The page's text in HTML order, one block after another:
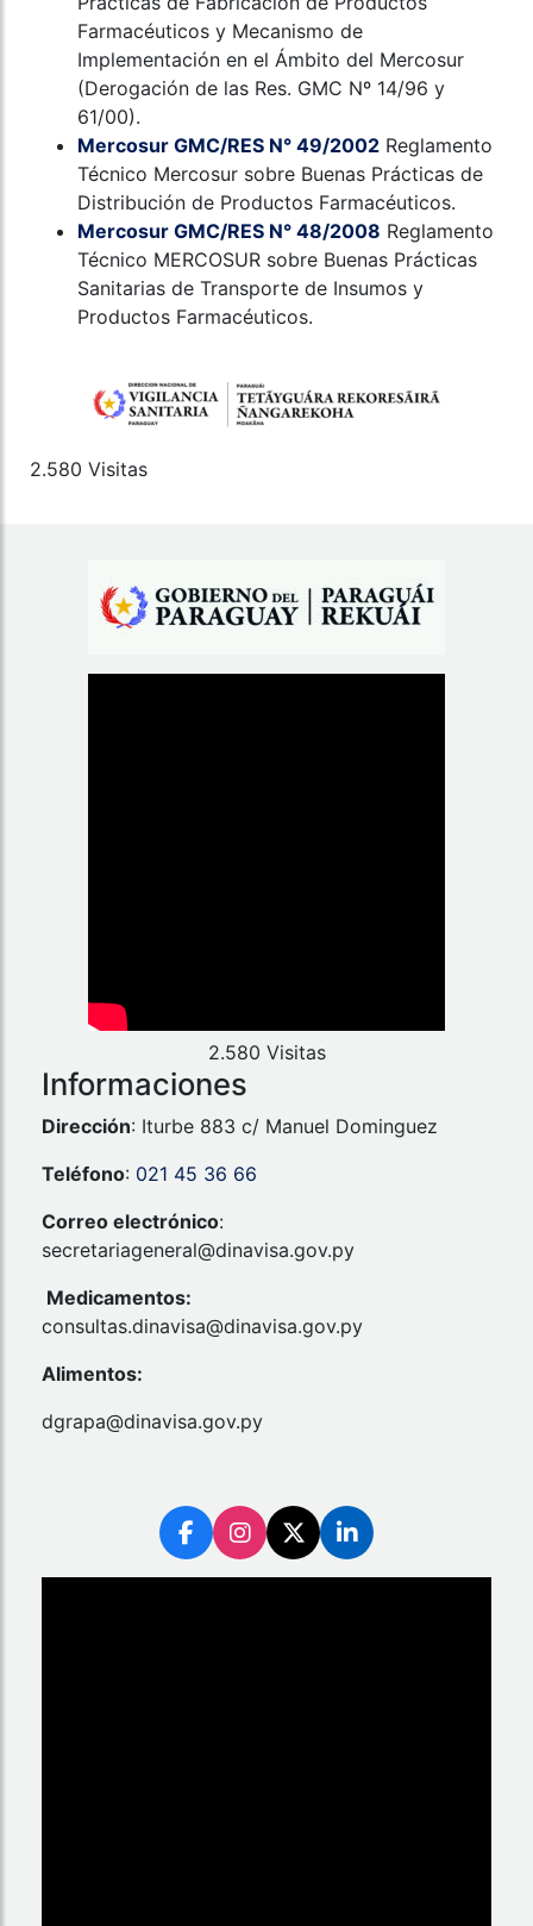
Farmacéuticos y Mecanismo de
Implementación en el Ámbito del Mercosur
(Derogación de las Res. GMC Nº 14/96 y
61/00).
Mercosur GMC/RES N° 49/2002 Reglamento
Técnico Mercosur sobre Buenas Prácticas de
Distribución de Productos Farmacéuticos.
Mercosur GMC/RES N° 48/2008 Reglamento
Técnico MERCOSUR sobre Buenas Prácticas
Sanitarias de Transporte de Insumos y
Productos Farmacéuticos.
2.580 Visitas
2.580 Visitas
Informaciones
Dirección: Iturbe 883 c/ Manuel Dominguez
Teléfono: 021 45 36 66
Correo electrónico:
secretariageneral@dinavisa.gov.py
Medicamentos:
consultas.dinavisa@dinavisa.gov.py
Alimentos:
dgrapa@dinavisa.gov.py